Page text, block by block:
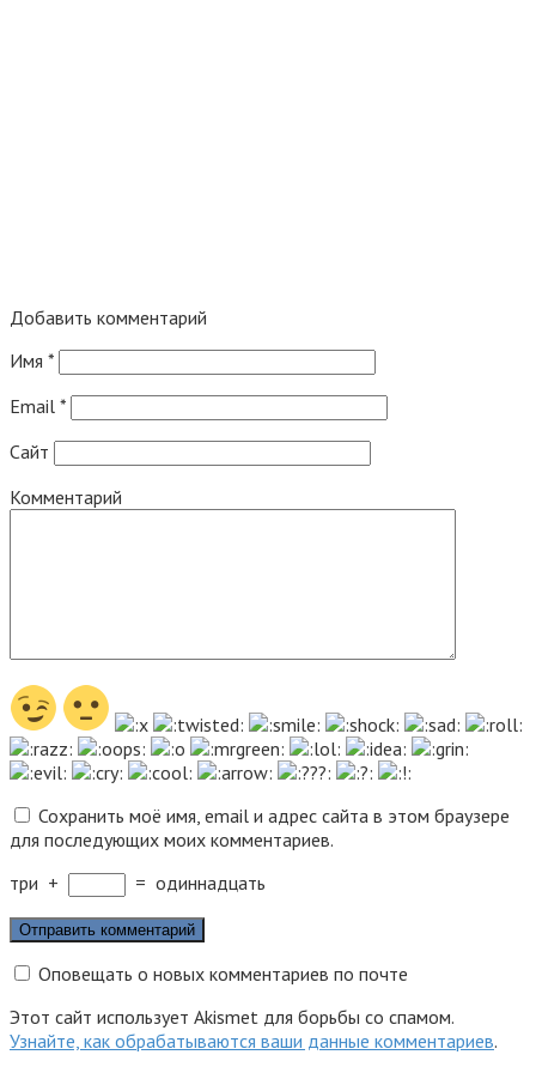
Добавить комментарий
Имя *
Email *
Сайт
Комментарий
Сохранить моё имя, email и адрес сайта в этом браузере
для последующих моих комментариев.
три + = одиннадцать
Оповещать о новых комментариев по почте
Этот сайт использует Akismet для борьбы со спамом.
Узнайте, как обрабатываются ваши данные комментариев.